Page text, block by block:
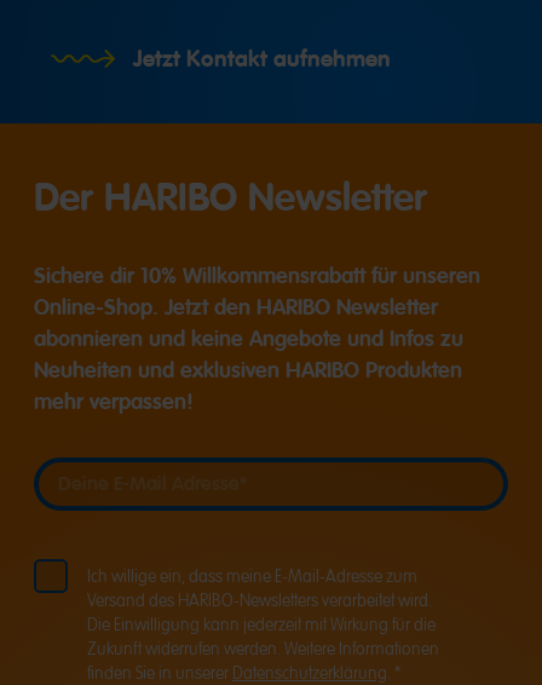
Jetzt Kontakt aufnehmen
Der HARIBO Newsletter
Sichere dir 10% Willkommensrabatt für unseren
Online-Shop. Jetzt den HARIBO Newsletter
abonnieren und keine Angebote und Infos zu
Neuheiten und exklusiven HARIBO Produkten
mehr verpassen!
Ich willige ein, dass meine E-Mail-Adresse zum
Versand des HARIBO-Newsletters verarbeitet wird.
Die Einwilligung kann jederzeit mit Wirkung für die
Zukunft widerrufen werden. Weitere Informationen
finden Sie in unserer Datenschutzerklärung. *